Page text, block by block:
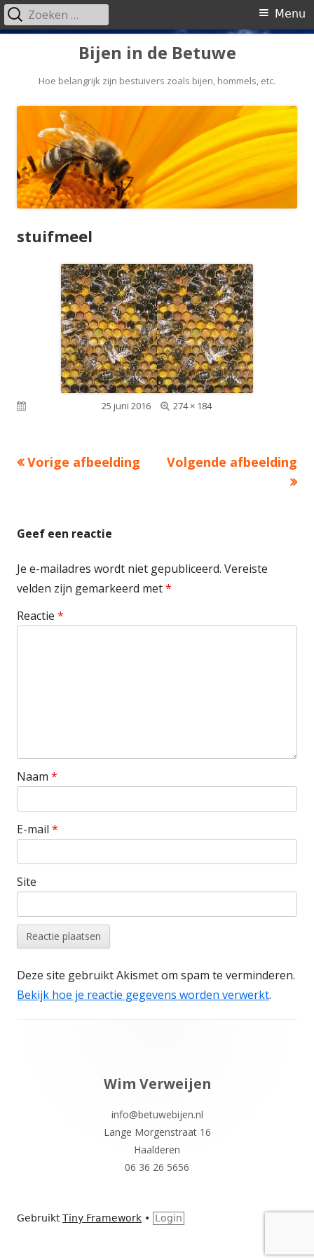
Bijen in de Betuwe
Hoe belangrijk zijn bestuivers zoals bijen, hommels, etc.
Primair
Menu
Zoeken
naar:
stuifmeel
Gepubliceerd op25 juni 2016
Volledige
274 × 184
Vorige afbeelding Volgende afbeelding
Geef een reactie
Je e-mailadres wordt niet gepubliceerd. Vereiste
velden zijn gemarkeerd met*
Reactie *
Naam *
E-mail *
Site
Deze site gebruikt Akismet om spam te verminderen.
Bekijk hoe je reactie gegevens worden verwerkt.
Wim Verweijen
info@betuwebijen.nl
Lange Morgenstraat 16
Haalderen
06 36 26 5656
GebruiktTiny Framework • Login